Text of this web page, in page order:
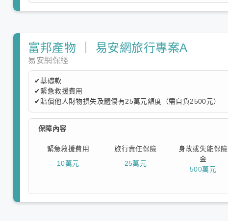
富邦產物 ｜ 易安網旅行專案A
易安網保經
✔基礎款
✔緊急救援費用
✔賠償他人財物損失及體傷有25萬元額度（需自負2500元）
度。
保障內容
緊急救援費用
10萬元
旅行責任保險
25萬元
身故或失能保險
金
500萬元